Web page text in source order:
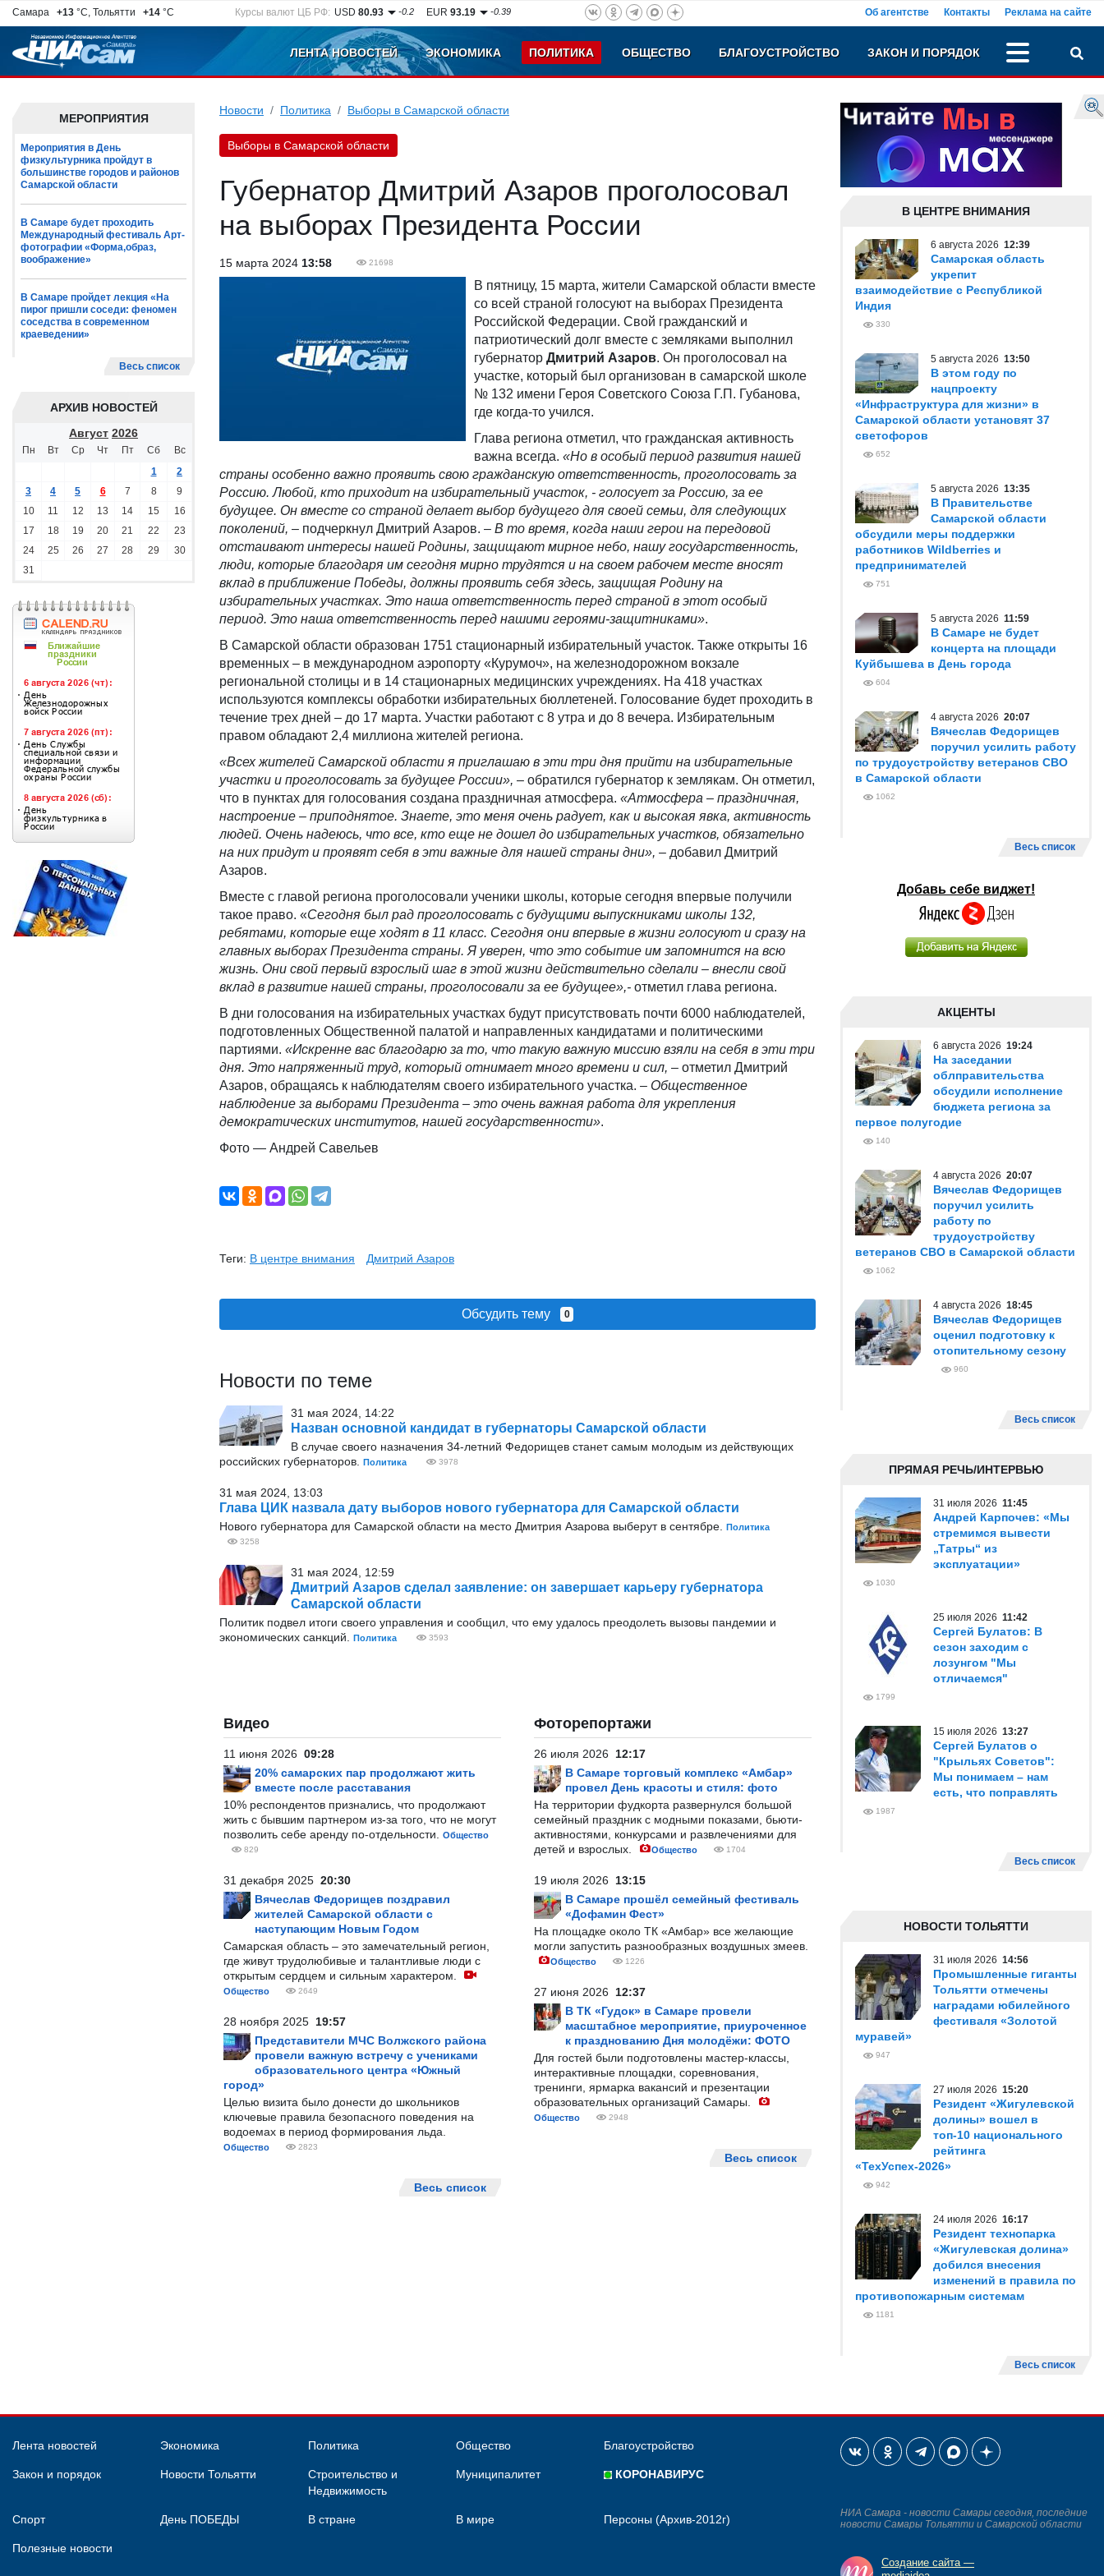
Самара +13 °C, Тольятти +14 °C Курсы валют ЦБ РФ: USD80.93 -0.2 EUR93.19 -0.39 Об агентстве Контакты Реклама на сайте
ЛЕНТА НОВОСТЕЙ ЭКОНОМИКА ПОЛИТИКА ОБЩЕСТВО БЛАГОУСТРОЙСТВО ЗАКОН И ПОРЯДОК
МЕРОПРИЯТИЯ
Мероприятия в День
физкультурника пройдут в
большинстве городов и районов
Самарской области
В Самаре будет проходить
Международный фестиваль Арт-
фотографии «Форма,образ,
воображение»
В Самаре пройдет лекция «На
пирог пришли соседи: феномен
соседства в современном
краеведении»
Весь список
АРХИВ НОВОСТЕЙ
Август 2026
Пн Вт Ср Чт Пт Сб
Вс
1
2
3
4 5 6 7 8
9
10
11 12 13 14 15
16
17
18 19 20 21 22
23
24
25 26 27 28 29
30
31
Новости Политика Выборы в Самарской области
Выборы в Самарской области
Губернатор Дмитрий Азаров проголосовал
на выборах Президента России
15 марта 2024 13:58 21698
В пятницу, 15 марта, жители Самарской области вместе
со всей страной голосуют на выборах Президента
Российской Федерации. Свой гражданский и
патриотический долг вместе с земляками выполнил
губернатор Дмитрий Азаров. Он проголосовал на
участке, который был организован в самарской школе
№ 132 имени Героя Советского Союза Г.П. Губанова,
где когда-то учился.
Глава региона отметил, что гражданская активность
важна всегда. «Но в особый период развития нашей
страны особенно важно проявить свою гражданскую ответственность, проголосовать за
Россию. Любой, кто приходит на избирательный участок, - голосует за Россию, за ее
будущее. Он вместе со страной делает выбор будущего для своей семьи, для следующих
поколений, – подчеркнул Дмитрий Азаров. – В то время, когда наши герои на передовой
отстаивают интересы нашей Родины, защищают мирное небо, нашу государственность,
люди, которые благодаря им сегодня мирно трудятся и на своем рабочем месте вносят
вклад в приближение Победы, должны проявить себя здесь, защищая Родину на
избирательных участках. Это наша ответственность перед страной в этот особый
период. Это наша ответственность перед нашими героями-защитниками».
В Самарской области образован 1751 стационарный избирательный участок. Также открыты 16
временных – в международном аэропорту «Курумоч», на железнодорожном вокзале
региональной столицы и в 14 стационарных медицинских учреждениях. На 418 участках
используются комплексы обработки избирательных бюллетеней. Голосование будет проходить в
течение трех дней – до 17 марта. Участки работают с 8 утра и до 8 вечера. Избирательным
правом обладают 2,4 миллиона жителей региона.
«Всех жителей Самарской области я приглашаю в эти три дня прийти на избирательные
участки и проголосовать за будущее России», – обратился губернатор к землякам. Он отметил,
что в пунктах для голосования создана праздничная атмосфера. «Атмосфера – праздничная,
настроение – приподнятое. Знаете, это меня очень радует, как и высокая явка, активность
людей. Очень надеюсь, что все, кто еще не дошел до избирательных участков, обязательно
на них придут и проявят себя в эти важные для нашей страны дни», – добавил Дмитрий
Азаров.
Вместе с главой региона проголосовали ученики школы, которые сегодня впервые получили
такое право. «Сегодня был рад проголосовать с будущими выпускниками школы 132,
ребятами, которые еще ходят в 11 класс. Сегодня они впервые в жизни голосуют и сразу на
главных выборах Президента страны. Я уверен, что это событие им запомнится на всю
жизнь. Они свой первый взрослый шаг в этой жизни действительно сделали – внесли свой
вклад в развитие нашей страны, проголосовали за ее будущее»,- отметил глава региона.
В дни голосования на избирательных участках будут присутствовать почти 6000 наблюдателей,
подготовленных Общественной палатой и направленных кандидатами и политическими
партиями. «Искренне вас благодарю за то, что такую важную миссию взяли на себя в эти три
дня. Это напряженный труд, который отнимает много времени и сил, – отметил Дмитрий
Азаров, обращаясь к наблюдателям своего избирательного участка. – Общественное
наблюдение за выборами Президента – это очень важная работа для укрепления
демократических институтов, нашей государственности».
Фото — Андрей Савельев
Теги: В центре внимания Дмитрий Азаров
Обсудить тему 0
Новости по теме
31 мая 2024, 14:22
Назван основной кандидат в губернаторы Самарской области
В случае своего назначения 34-летний Федорищев станет самым молодым из действующих
российских губернаторов.
Политика 3978
31 мая 2024, 13:03
Глава ЦИК назвала дату выборов нового губернатора для Самарской области
Нового губернатора для Самарской области на место Дмитрия Азарова выберут в сентябре. Политика
3258
31 мая 2024, 12:59
Дмитрий Азаров сделал заявление: он завершает карьеру губернатора
Самарской области
Политик подвел итоги своего управления и сообщил, что ему удалось преодолеть вызовы пандемии и
экономических санкций.
Политика 3593
Видео
11 июня 2026 09:28
20% самарских пар продолжают жить
вместе после расставания
10% респондентов признались, что продолжают
жить с бывшим партнером из-за того, что не могут
позволить себе аренду по-отдельности.
Общество
829
31 декабря 2025 20:30
Вячеслав Федорищев поздравил
жителей Самарской области с
наступающим Новым Годом
Самарская область – это замечательный регион,
где живут трудолюбивые и талантливые люди с
открытым сердцем и сильным характером.
Общество 2649
28 ноября 2025 19:57
Представители МЧС Волжского района
провели важную встречу с учениками
образовательного центра «Южный
город»
Целью визита было донести до школьников
ключевые правила безопасного поведения на
водоемах в период формирования льда.
Общество 2823
Весь список
Фоторепортажи
26 июля 2026 12:17
В Самаре торговый комплекс «Амбар»
провел День красоты и стиля: фото
На территории фудкорта развернулся большой
семейный праздник с модными показами, бьюти-
активностями, конкурсами и развлечениями для
детей и взрослых.
Общество 1704
19 июля 2026 13:15
В Самаре прошёл семейный фестиваль
«Дофамин Фест»
На площадке около ТК «Амбар» все желающие
могли запустить разнообразных воздушных змеев.
Общество 1226
27 июня 2026 12:37
В ТК «Гудок» в Самаре провели
масштабное мероприятие, приуроченное
к празднованию Дня молодёжи: ФОТО
Для гостей были подготовлены мастер-классы,
интерактивные площадки, соревнования,
тренинги, ярмарка вакансий и презентации
образовательных организаций Самары.
Общество 2948
Весь список
В ЦЕНТРЕ ВНИМАНИЯ
6 августа 2026 12:39
Самарская область
укрепит
взаимодействие с Республикой
Индия
330
5 августа 2026 13:50
В этом году по
нацпроекту
«Инфраструктура для жизни» в
Самарской области установят 37
светофоров
652
5 августа 2026 13:35
В Правительстве
Самарской области
обсудили меры поддержки
работников Wildberries и
предпринимателей
751
5 августа 2026 11:59
В Самаре не будет
концерта на площади
Куйбышева в День города
604
4 августа 2026 20:07
Вячеслав Федорищев
поручил усилить работу
по трудоустройству ветеранов СВО
в Самарской области
1062
Весь список
Добавь себе виджет!
АКЦЕНТЫ
6 августа 2026 19:24
На заседании
облправительства
обсудили исполнение
бюджета региона за
первое полугодие
140
4 августа 2026 20:07
Вячеслав Федорищев
поручил усилить
работу по
трудоустройству
ветеранов СВО в Самарской области
1062
4 августа 2026 18:45
Вячеслав Федорищев
оценил подготовку к
отопительному сезону
960
Весь список
ПРЯМАЯ РЕЧЬ/ИНТЕРВЬЮ
31 июля 2026 11:45
Андрей Карпочев: «Мы
стремимся вывести
„Татры“ из
эксплуатации»
1030
25 июля 2026 11:42
Сергей Булатов: В
сезон заходим с
лозунгом "Мы
отличаемся"
1799
15 июля 2026 13:27
Сергей Булатов о
"Крыльях Советов":
Мы понимаем – нам
есть, что поправлять
1987
Весь список
НОВОСТИ ТОЛЬЯТТИ
31 июля 2026 14:56
Промышленные гиганты
Тольятти отмечены
наградами юбилейного
фестиваля «Золотой
муравей»
947
27 июля 2026 15:20
Резидент «Жигулевской
долины» вошел в
топ-10 национального
рейтинга
«ТехУспех-2026»
942
24 июля 2026 16:17
Резидент технопарка
«Жигулевская долина»
добился внесения
изменений в правила по
противопожарным системам
1181
Весь список
Лента новостей Экономика Политика Общество Благоустройство
Закон и порядок Новости Тольятти
Строительство и
Недвижимость
Муниципалитет КОРОНАВИРУС
Спорт День ПОБЕДЫ В стране В мире Персоны (Архив-2012г)
Полезные новости
НИА Самара - новости Самары сегодня, последние
новости Самары Тольятти и Самарской области
Создание сайта —